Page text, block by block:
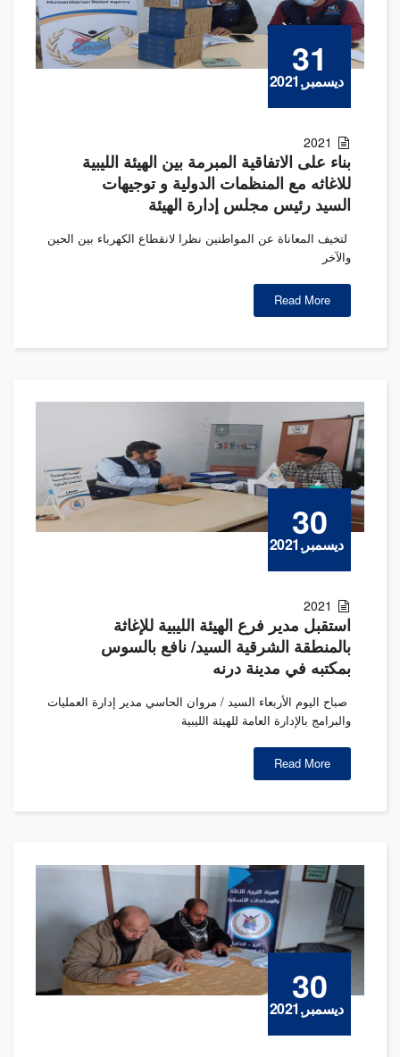
31
ديسمبر,2021
2021
بناء على الاتفاقية المبرمة بين الهيئة الليبية
للاغاثه مع المنظمات الدولية و توجيهات
السيد رئيس مجلس إدارة الهيئة
لتخيف المعاناة عن المواطنين نظرا لانقطاع الكهرباء بين الحين
والآخر
Read More
30
ديسمبر,2021
2021
استقبل مدير فرع الهيئة الليبية للإغاثة
بالمنطقة الشرقية السيد/ نافع بالسوس
بمكتبه في مدينة درنه
صباح اليوم الأربعاء السيد / مروان الحاسي مدير إدارة العمليات
والبرامج بالإدارة العامة للهيئة الليبية
Read More
30
ديسمبر,2021